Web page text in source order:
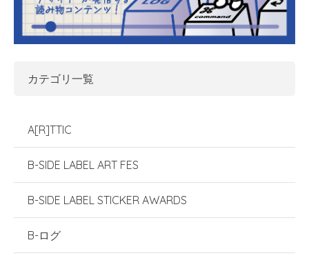
カテゴリ一覧
A[R]TTIC
B-SIDE LABEL ART FES
B-SIDE LABEL STICKER AWARDS
B-ログ